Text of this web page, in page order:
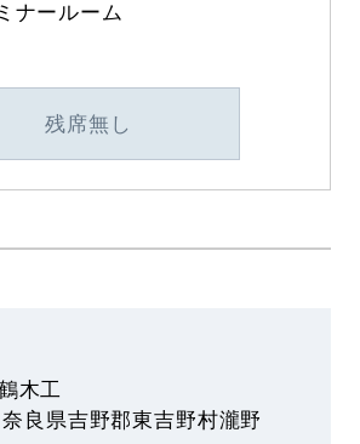
ナールーム
残席無し
木工
良県吉野郡東吉野村瀧野